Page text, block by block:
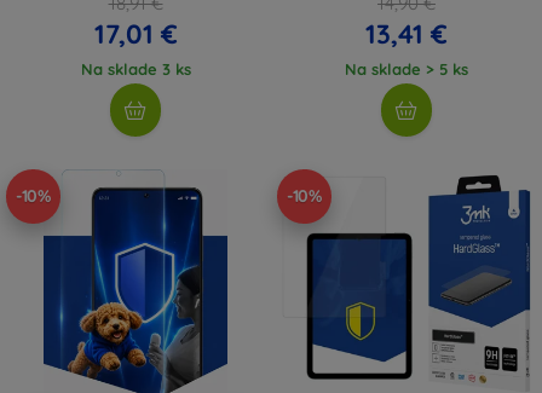
17,01 €
Na sklade 3 ks
13,41 €
Na sklade > 5 ks
-10% -10%